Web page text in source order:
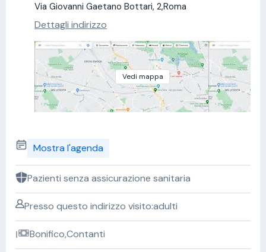
Via Giovanni Gaetano Bottari, 2,Roma
Dettagli indirizzo
Vedi mappa
Mostra l'agenda
Pazienti senza assicurazione sanitaria
Presso questo indirizzo visito:adulti
Bonifico,Contanti